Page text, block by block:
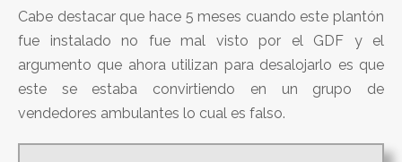
Cabe destacar que hace 5 meses cuando este plantón
fue instalado no fue mal visto por el GDF y el
argumento que ahora utilizan para desalojarlo es que
este se estaba convirtiendo en un grupo de
vendedores ambulantes lo cual es falso.